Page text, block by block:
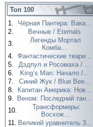
Топ 100
1.
Чёрная Пантера: Вака...
2.
Вечные / Eternals
3.
Легенды Мортал
Комба...
4. Фантастические твари...
5.
Дэдпул и Росомаха / ...
6.
King’s Man: Начало /...
7.
Синий Жук / Blue Bee...
8.
Капитан Америка: Нов...
9.
Веном: Последний тан...
10.
Трансформеры:
Восхож...
11. Великий уравнитель 3...